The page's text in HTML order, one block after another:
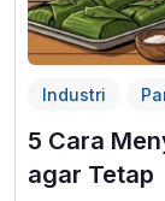
Industri
5 Cara
agar Tetap